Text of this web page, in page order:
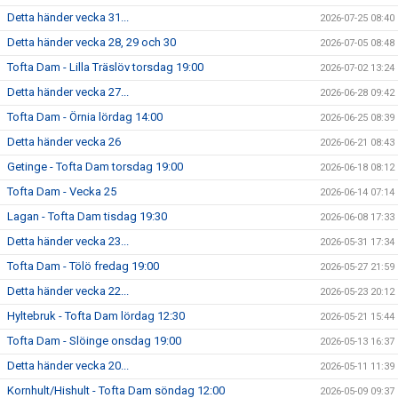
Detta händer vecka 31... 2026-07-25 08:40
Detta händer vecka 28, 29 och 30 2026-07-05 08:48
Tofta Dam - Lilla Träslöv torsdag 19:00 2026-07-02 13:24
Detta händer vecka 27... 2026-06-28 09:42
Tofta Dam - Örnia lördag 14:00 2026-06-25 08:39
Detta händer vecka 26 2026-06-21 08:43
Getinge - Tofta Dam torsdag 19:00 2026-06-18 08:12
Tofta Dam - Vecka 25 2026-06-14 07:14
Lagan - Tofta Dam tisdag 19:30 2026-06-08 17:33
Detta händer vecka 23... 2026-05-31 17:34
Tofta Dam - Tölö fredag 19:00 2026-05-27 21:59
Detta händer vecka 22... 2026-05-23 20:12
Hyltebruk - Tofta Dam lördag 12:30 2026-05-21 15:44
Tofta Dam - Slöinge onsdag 19:00 2026-05-13 16:37
Detta händer vecka 20... 2026-05-11 11:39
Kornhult/Hishult - Tofta Dam söndag 12:00 2026-05-09 09:37